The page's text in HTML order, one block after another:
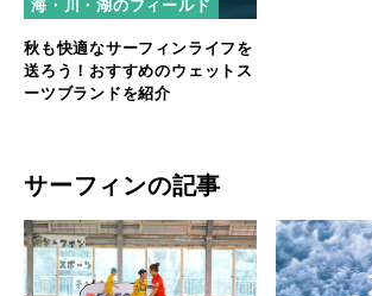
海・川・湖のフィールド
秋も快適なサーフィンライフを
送ろう！おすすめのウェットス
ーツブランドを紹介
サーフィンの記事